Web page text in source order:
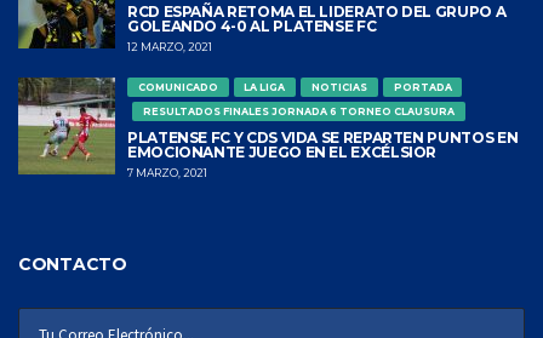
RCD ESPAÑA RETOMA EL LIDERATO DEL GRUPO A
GOLEANDO 4-0 AL PLATENSE FC
12 MARZO, 2021
COMUNICADO LA LIGA NOTICIAS
PORTADA
RESULTADOS FINALES JORNADA 6 TORNEO CLAUSURA
PLATENSE FC Y CDS VIDA SE REPARTEN PUNTOS EN
EMOCIONANTE JUEGO EN EL EXCÉLSIOR
7 MARZO, 2021
CONTACTO